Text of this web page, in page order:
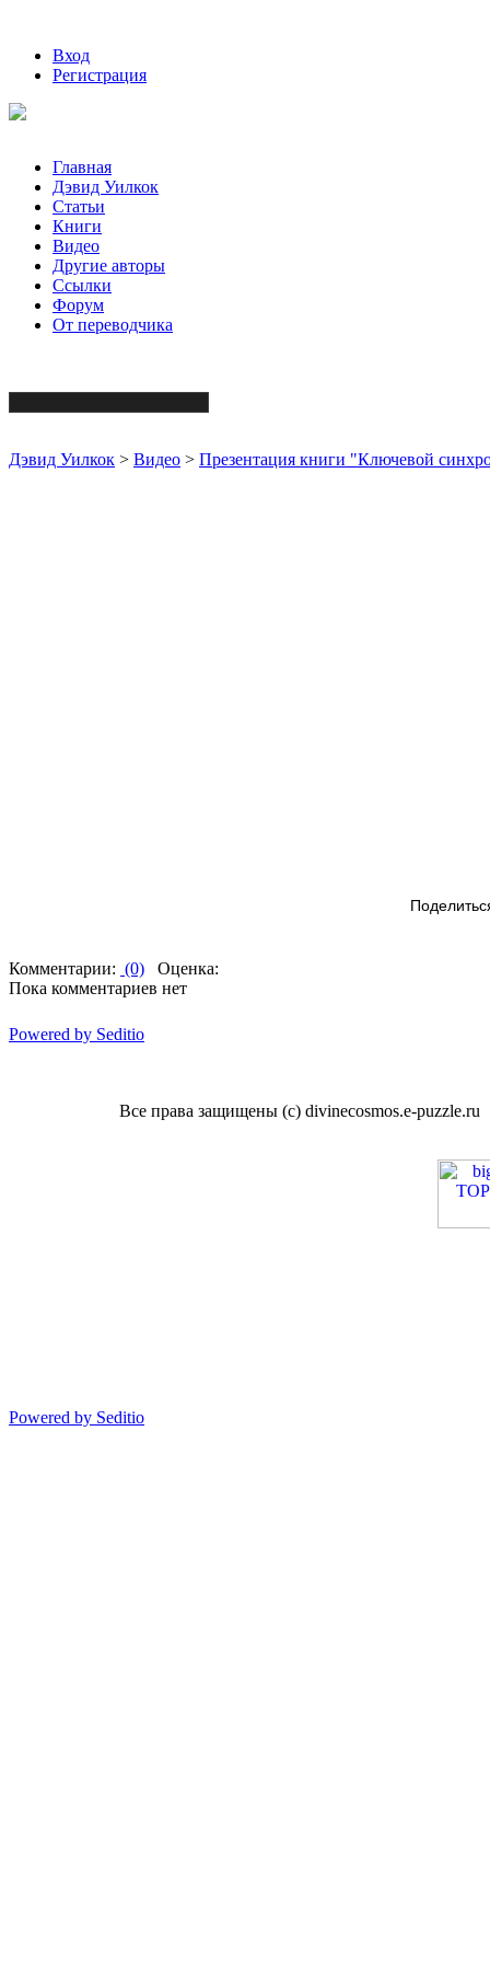
Вход
Регистрация
Главная
Дэвид Уилкок
Статьи
Книги
Видео
Другие авторы
Ссылки
Форум
От переводчика
Дэвид Уилкок > Видео > Презентация книги "Ключевой
Комментарии: (0) Оценка:
Пока комментариев нет
Powered by Seditio
Все права защищены (с) divinecosmos.e-puzzle.ru
Powered by Seditio